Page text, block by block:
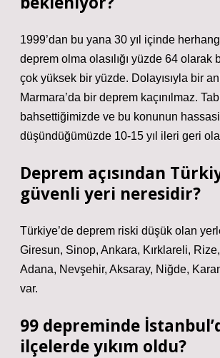
1999’dan bu yana 30 yıl içinde
deprem olma olasılığı yüzde 64 olarak
çok yüksek bir yüzde. Dolayısıyla bir
Marmara’da bir deprem kaçınılmaz.
bahsettiğimizde ve bu konunun
düşündüğümüzde 10-15 yıl ileri geri
Deprem açısından
güvenli yeri neresidir?
Türkiye’de deprem riski düşük olan
Giresun, Sinop, Ankara, Kırklareli,
Adana, Nevşehir, Aksaray, Niğde,
var.
99 depreminde
ilçelerde yıkım oldu?